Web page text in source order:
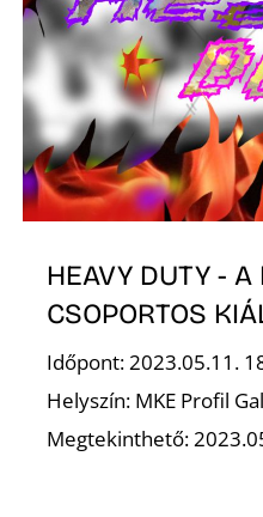
HEAVY DUTY - A
CSOPORTOS
Időpont: 2023.05.11.
Helyszín: MKE Profil
Megtekinthető: